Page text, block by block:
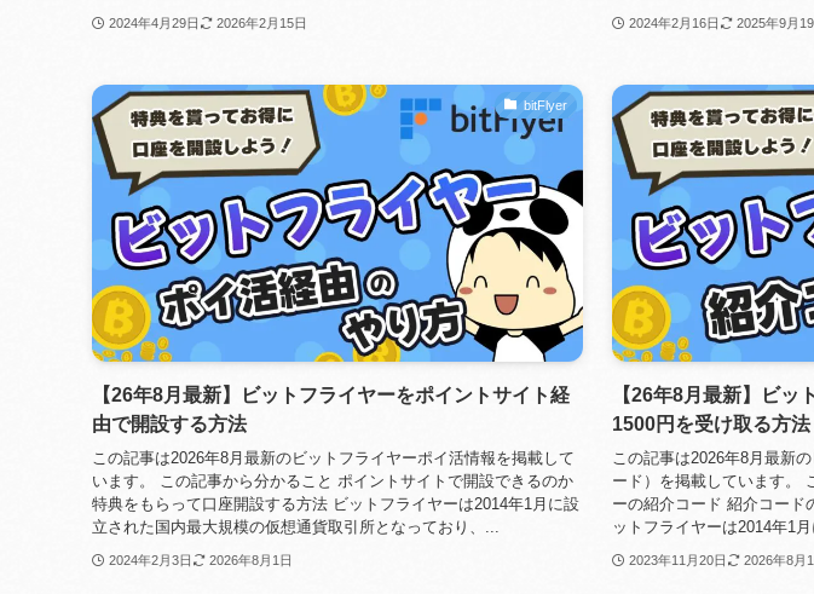
2024年4月29日 2026年2月15日 2024年2月16日 2025年9月
bitFlyer
【26年8月最新】ビットフライヤーをポイントサイト経
由で開設する方法
この記事は2026年8月最新のビットフライヤーポイ活情報を掲載して
います。 この記事から分かること ポイントサイトで開設できるのか
特典をもらって口座開設する方法 ビットフライヤーは2014年1月に設
立された国内最大規模の仮想通貨取引所となっており、...
2024年2月3日 2026年8月1日
【26年8月最新】ビッ
1500円を受け取る方法
この記事は2026年8月最新
ード）を掲載しています。
ーの紹介コード 紹介コード
ットフライヤーは2014年1
2023年11月20日 2026年8月